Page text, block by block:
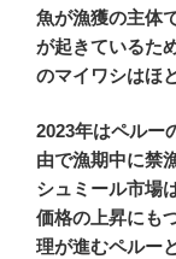
魚が漁獲の主体
が起きているた
のマイワシはほ
2023年はペルー
由で漁期中に禁
シュミール市場
価格の上昇にも
理が進むペルー